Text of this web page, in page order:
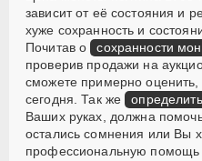
зависит от её состояния и
хуже сохранность и
Почитав о сохранности
проверив продажи на
сможете примерно оценить,
сегодня. Так же
Ваших руках, должна
остались сомнения или Вы
профессиональную